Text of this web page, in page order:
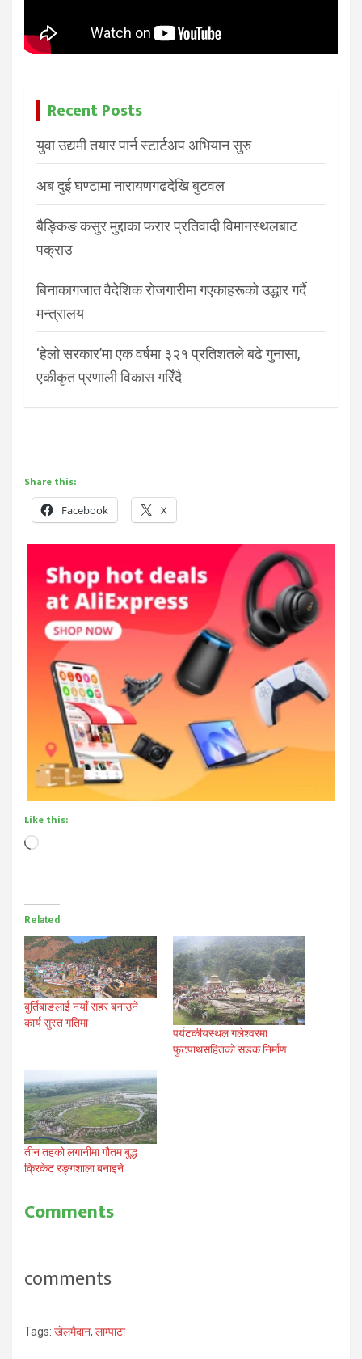
Recent Posts
युवा उद्यमी तयार पार्न स्टार्टअप अभियान सुरु
अब दुई घण्टामा नारायणगढदेखि बुटवल
बैङ्किङ कसुर मुद्दाका फरार प्रतिवादी विमानस्थलबाट
पक्राउ
बिनाकागजात वैदेशिक रोजगारीमा गएकाहरूको उद्धार गर्दै
मन्त्रालय
‘हेलो सरकार’मा एक वर्षमा ३२१ प्रतिशतले बढे गुनासा,
एकीकृत प्रणाली विकास गरिँदै
Share this:
Facebook X
Like this:
Loading…
Related
बुर्तिबाङलाई नयाँ सहर बनाउने
कार्य सुस्त गतिमा
पर्यटकीयस्थल गलेश्वरमा
फुटपाथसहितको सडक निर्माण
तीन तहको लगानीमा गौतम बुद्ध
क्रिकेट रङ्गशाला बनाइने
Comments
comments
Tags: खेलमैदान, लाम्पाटा